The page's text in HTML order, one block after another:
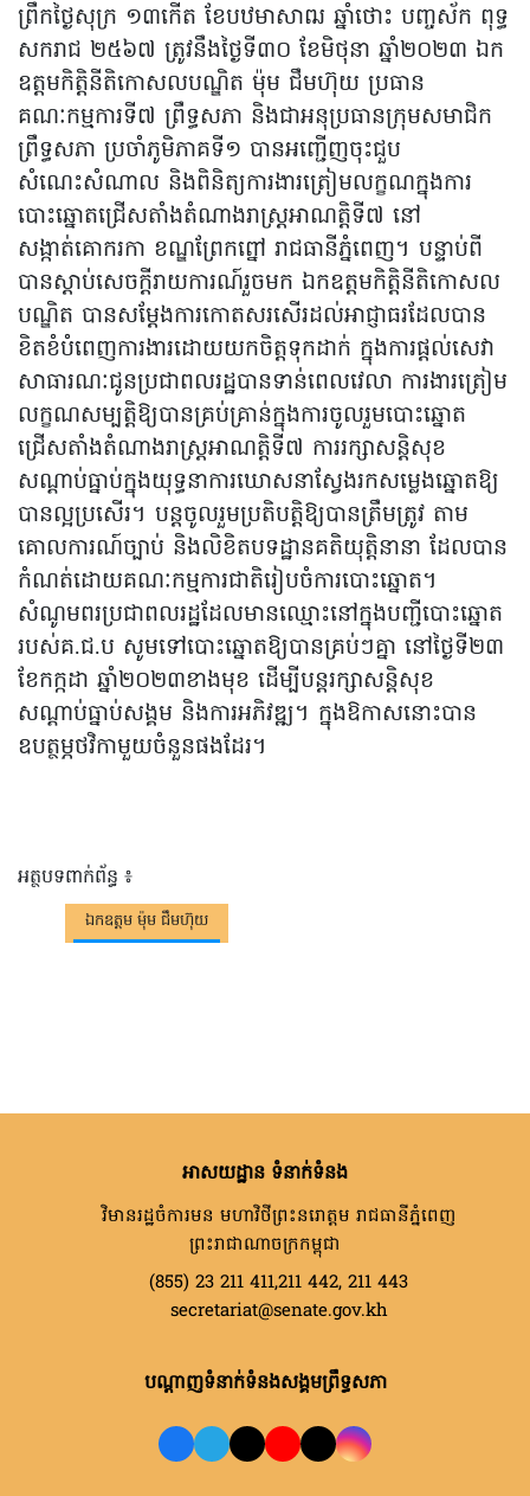
ព្រឹកថ្ងៃសុក្រ ១៣កើត ខែបឋមាសាឍ ឆ្នាំថោះ បញ្ចស័ក ពុទ្ធ
សករាជ ២៥៦៧ ត្រូវនឹងថ្ងៃទី៣០ ខែមិថុនា ឆ្នាំ២០២៣ ឯក
ឧត្តមកិត្តិនីតិកោសលបណ្ឌិត ម៉ុម ជឹមហ៊ុយ ប្រធាន
គណៈកម្មការទី៧ ព្រឹទ្ធសភា និងជាអនុប្រធានក្រុមសមាជិក
ព្រឹទ្ធសភា ប្រចាំភូមិភាគទី១ បានអញ្ជើញចុះជួប
សំណេះសំណាល និងពិនិត្យការងារត្រៀមលក្ខណក្នុងការ
បោះឆ្នោតជ្រើសតាំងតំណាងរាស្រ្តអាណត្តិទី៧ នៅ
សង្កាត់គោករកា ខណ្ឌព្រែកព្នៅ រាជធានីភ្នំពេញ។ បន្ទាប់ពី
បានស្តាប់សេចក្តីរាយការណ៍រួចមក ឯកឧត្តមកិត្តិនីតិកោសល
បណ្ឌិត បានសម្តែងការកោតសរសើរដល់អាជ្ញាធរដែលបាន
ខិតខំបំពេញការងារដោយយកចិត្តទុកដាក់ ក្នុងការផ្តល់សេវា
សាធារណៈជូនប្រជាពលរដ្ឋបានទាន់ពេលវេលា ការងារត្រៀម
លក្ខណសម្បត្តិឱ្យបានគ្រប់គ្រាន់ក្នុងការចូលរួមបោះឆ្នោត
ជ្រើសតាំងតំណាងរាស្រ្តអាណត្តិទី៧ ការរក្សាសន្តិសុខ
សណ្តាប់ធ្នាប់ក្នុងយុទ្ធនាការឃោសនាស្វែងរកសម្លេងឆ្នោតឱ្យ
បានល្អប្រសើរ។ បន្តចូលរួមប្រតិបត្តិឱ្យបានត្រឹមត្រូវ តាម
គោលការណ៍ច្បាប់ និងលិខិតបទដ្ឋានគតិយុត្តិនានា ដែលបាន
កំណត់ដោយគណៈកម្មការជាតិរៀបចំការបោះឆ្នោត។
សំណូមពរប្រជាពលរដ្ឋដែលមានឈ្មោះនៅក្នុងបញ្ជីបោះឆ្នោត
របស់គ.ជ.ប សូមទៅបោះឆ្នោតឱ្យបានគ្រប់ៗគ្នា នៅថ្ងៃទី២៣
ខែកក្កដា ឆ្នាំ២០២៣ខាងមុខ ដើម្បីបន្តរក្សាសន្តិសុខ
សណ្តាប់ធ្នាប់សង្គម និងការអភិវឌ្ឍ។ ក្នុងឱកាសនោះបាន
ឧបត្ថម្ភថវិកាមួយចំនួនផងដែរ។
អត្ថបទពាក់ព័ន្ធ ៖
ឯកឧត្តម ម៉ុម ជឹមហ៊ុយ
អាសយដ្ឋាន ទំនាក់ទំនង
វិមានរដ្ឋចំការមន មហាវិថីព្រះនរោត្តម រាជធានីភ្នំពេញ
ព្រះរាជាណាចក្រកម្ពុជា
(855) 23 211 411,211 442, 211 443
secretariat@senate.gov.kh
បណ្តាញទំនាក់ទំនងសង្គមព្រឹទ្ធសភា